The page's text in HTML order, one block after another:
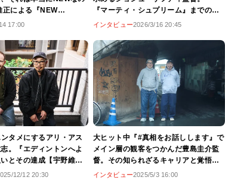
正による『NEW
ュー
17:00
『マーティ・シュプリーム』までの
道、ティモシーと弟ベニーについて
け」】
インタビュー2026/3/16 20:45
タメにするアリ・アス
。『エディントンへよ
とその達成【宇野維正
は監督に訊け」】
12/12 20:30
大ヒット中『#真相をお話しします』で
メイン層の観客をつかんだ豊島圭介監
督。その知られざるキャリアと覚悟
【宇野維正の「映画のことは監督に訊
インタビュー2025/5/3 16:00